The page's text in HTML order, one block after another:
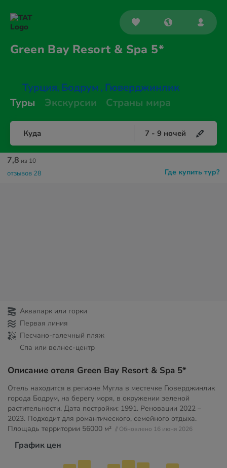
Green Bay Resort & Spa 5*
Турция, Бодрум , Гюверджинлик
Туры
Экскурсии Страны мира
Куда 7 - 9 ночей
Где купить тур?
7,8 из 10
отзывов 28
Аквапарк или горки
Первая линия
Песчано-галечный пляж
Спа или велнес-центр
Описание отеля Green Bay Resort & Spa 5*
Отель находится в регионе Мугла в местечке Гюверджинлик
города Бодрум, на берегу моря, в окружении зеленой
растительности. Дата постройки: 1991. Реновации 2022 –
2023. Подходит для романтического, семейного отдыха.
Площадь территории 56000 м² // Обновлено 16 июня 2026
График цен